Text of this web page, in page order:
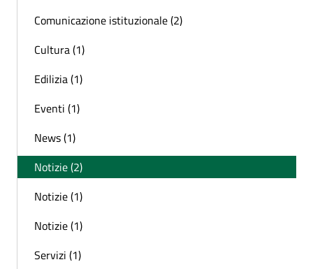
Comunicazione istituzionale (2)
Cultura (1)
Edilizia (1)
Eventi (1)
News (1)
Notizie (2)
Notizie (1)
Notizie (1)
Servizi (1)